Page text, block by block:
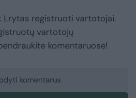
Lrytas registruoti vartotojai.
vartotojų
komentaruose!
komentarus